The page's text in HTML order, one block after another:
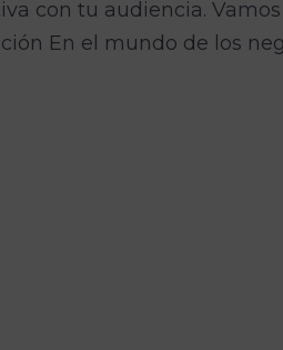
con tu audiencia.
En el mundo de los